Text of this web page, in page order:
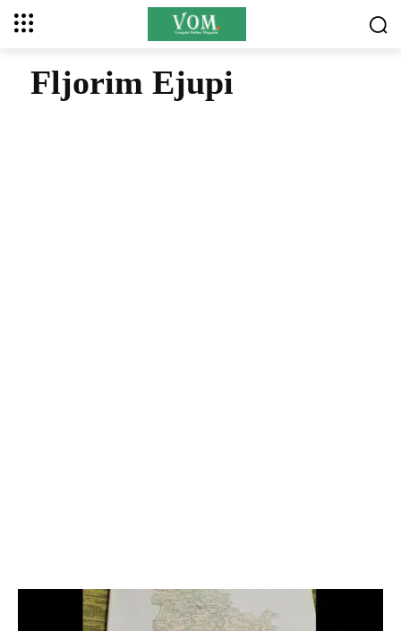
Fljorim Ejupi